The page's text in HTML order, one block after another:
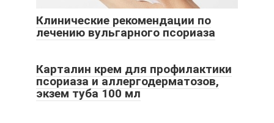
Клинические рекомендации по
лечению вульгарного псориаза
Карталин крем для профилактики
псориаза и аллергодерматозов,
экзем туба 100 мл